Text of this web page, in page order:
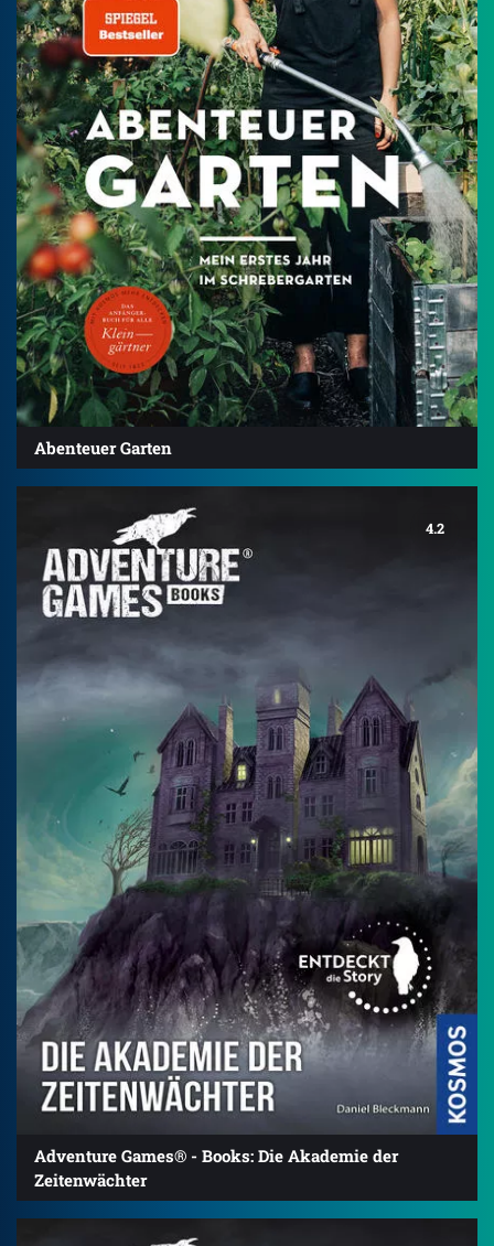
Abenteuer Garten
4.2
Adventure Games® - Books: Die Akademie der
Zeitenwächter